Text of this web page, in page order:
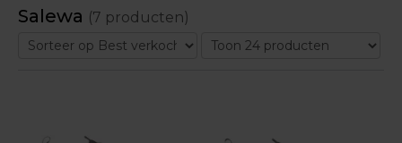
Salewa (7 producten)